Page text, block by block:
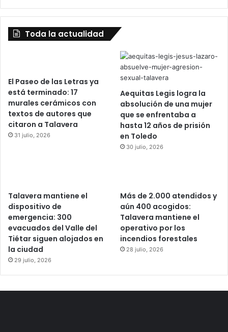
Toda la actualidad
El Paseo de las Letras ya
está terminado: 17
murales cerámicos con
textos de autores que
citaron a Talavera
31 julio, 2026
Aequitas Legis logra la
absolución de una mujer
que se enfrentaba a
hasta 12 años de prisión
en Toledo
30 julio, 2026
Talavera mantiene el
dispositivo de
emergencia: 300
evacuados del Valle del
Tiétar siguen alojados en
la ciudad
29 julio, 2026
Más de 2.000 atendidos y
aún 400 acogidos:
Talavera mantiene el
operativo por los
incendios forestales
28 julio, 2026